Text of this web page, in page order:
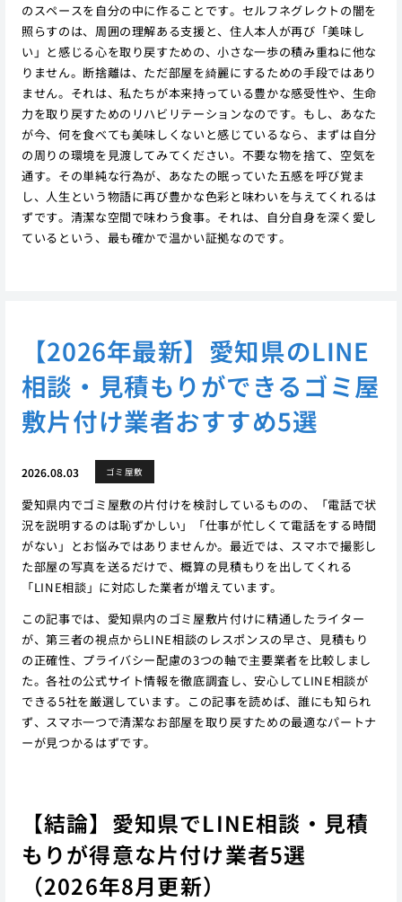
のスペースを自分の中に作ることです。セルフネグレクトの闇を
照らすのは、周囲の理解ある支援と、住人本人が再び「美味し
い」と感じる心を取り戻すための、小さな一歩の積み重ねに他な
りません。断捨離は、ただ部屋を綺麗にするための手段ではあり
ません。それは、私たちが本来持っている豊かな感受性や、生命
力を取り戻すためのリハビリテーションなのです。もし、あなた
が今、何を食べても美味しくないと感じているなら、まずは自分
の周りの環境を見渡してみてください。不要な物を捨て、空気を
通す。その単純な行為が、あなたの眠っていた五感を呼び覚ま
し、人生という物語に再び豊かな色彩と味わいを与えてくれるは
ずです。清潔な空間で味わう食事。それは、自分自身を深く愛し
ているという、最も確かで温かい証拠なのです。
【2026年最新】愛知県のLINE
相談・見積もりができるゴミ屋
敷片付け業者おすすめ5選
2026.08.03 ゴミ屋敷
愛知県内でゴミ屋敷の片付けを検討しているものの、「電話で状
況を説明するのは恥ずかしい」「仕事が忙しくて電話をする時間
がない」とお悩みではありませんか。最近では、スマホで撮影し
た部屋の写真を送るだけで、概算の見積もりを出してくれる
「LINE相談」に対応した業者が増えています。
この記事では、愛知県内のゴミ屋敷片付けに精通したライター
が、第三者の視点からLINE相談のレスポンスの早さ、見積もり
の正確性、プライバシー配慮の3つの軸で主要業者を比較しまし
た。各社の公式サイト情報を徹底調査し、安心してLINE相談が
できる5社を厳選しています。この記事を読めば、誰にも知られ
ず、スマホ一つで清潔なお部屋を取り戻すための最適なパートナ
ーが見つかるはずです。
【結論】愛知県でLINE相談・見積
もりが得意な片付け業者5選
（2026年8月更新）